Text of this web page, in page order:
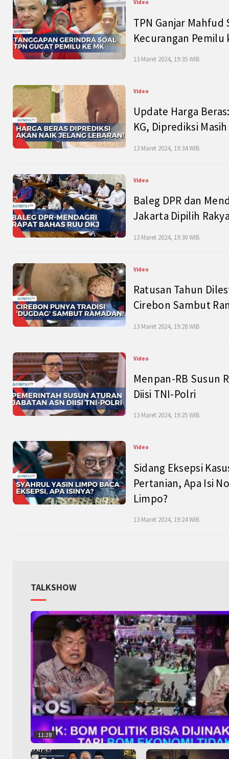
Video
TPN Ganjar Mahfud
Kecurangan Pemilu
13 Maret 2024, 19:35 WIB
Video
Update Harga
KG, Diprediksi
13 Maret 2024, 19:34 WIB
Video
Baleg DPR dan
Jakarta Dipilih
13 Maret 2024, 19:30 WIB
Video
Ratusan Tahun
Cirebon Sambut
13 Maret 2024, 19:28 WIB
Video
Menpan-RB Susun
Diisi TNI-Polri
13 Maret 2024, 19:25 WIB
Video
Sidang Eksepsi
Pertanian, Apa Isi
Limpo?
13 Maret 2024, 19:24 WIB
TALKSHOW
11:28